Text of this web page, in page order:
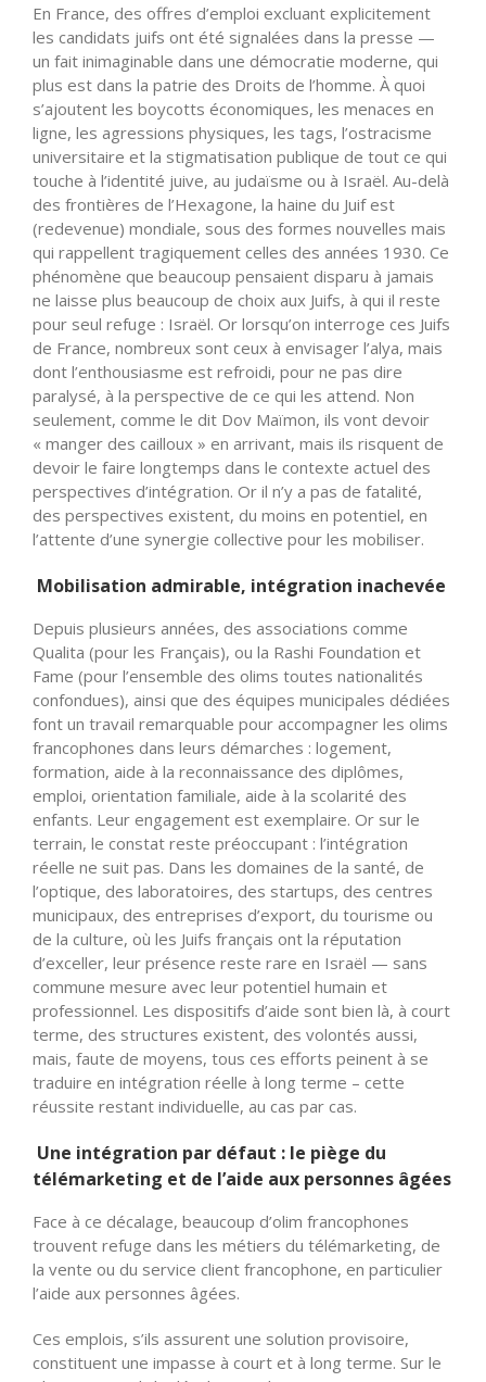
En France, des offres d’emploi excluant explicitement
les candidats juifs ont été signalées dans la presse —
un fait inimaginable dans une démocratie moderne, qui
plus est dans la patrie des Droits de l’homme. À quoi
s’ajoutent les boycotts économiques, les menaces en
ligne, les agressions physiques, les tags, l’ostracisme
universitaire et la stigmatisation publique de tout ce qui
touche à l’identité juive, au judaïsme ou à Israël. Au-delà
des frontières de l’Hexagone, la haine du Juif est
(redevenue) mondiale, sous des formes nouvelles mais
qui rappellent tragiquement celles des années 1930. Ce
phénomène que beaucoup pensaient disparu à jamais
ne laisse plus beaucoup de choix aux Juifs, à qui il reste
pour seul refuge : Israël. Or lorsqu’on interroge ces Juifs
de France, nombreux sont ceux à envisager l’alya, mais
dont l’enthousiasme est refroidi, pour ne pas dire
paralysé, à la perspective de ce qui les attend. Non
seulement, comme le dit Dov Maïmon, ils vont devoir
« manger des cailloux » en arrivant, mais ils risquent de
devoir le faire longtemps dans le contexte actuel des
perspectives d’intégration. Or il n’y a pas de fatalité,
des perspectives existent, du moins en potentiel, en
l’attente d’une synergie collective pour les mobiliser.
Mobilisation admirable, intégration inachevée
Depuis plusieurs années, des associations comme
Qualita (pour les Français), ou la Rashi Foundation et
Fame (pour l’ensemble des olims toutes nationalités
confondues), ainsi que des équipes municipales dédiées
font un travail remarquable pour accompagner les olims
francophones dans leurs démarches : logement,
formation, aide à la reconnaissance des diplômes,
emploi, orientation familiale, aide à la scolarité des
enfants. Leur engagement est exemplaire. Or sur le
terrain, le constat reste préoccupant : l’intégration
réelle ne suit pas. Dans les domaines de la santé, de
l’optique, des laboratoires, des startups, des centres
municipaux, des entreprises d’export, du tourisme ou
de la culture, où les Juifs français ont la réputation
d’exceller, leur présence reste rare en Israël — sans
commune mesure avec leur potentiel humain et
professionnel. Les dispositifs d’aide sont bien là, à court
terme, des structures existent, des volontés aussi,
mais, faute de moyens, tous ces efforts peinent à se
traduire en intégration réelle à long terme – cette
réussite restant individuelle, au cas par cas.
Une intégration par défaut : le piège du
télémarketing et de l’aide aux personnes âgées
Face à ce décalage, beaucoup d’olim francophones
trouvent refuge dans les métiers du télémarketing, de
la vente ou du service client francophone, en particulier
l’aide aux personnes âgées.
Ces emplois, s’ils assurent une solution provisoire,
constituent une impasse à court et à long terme. Sur le